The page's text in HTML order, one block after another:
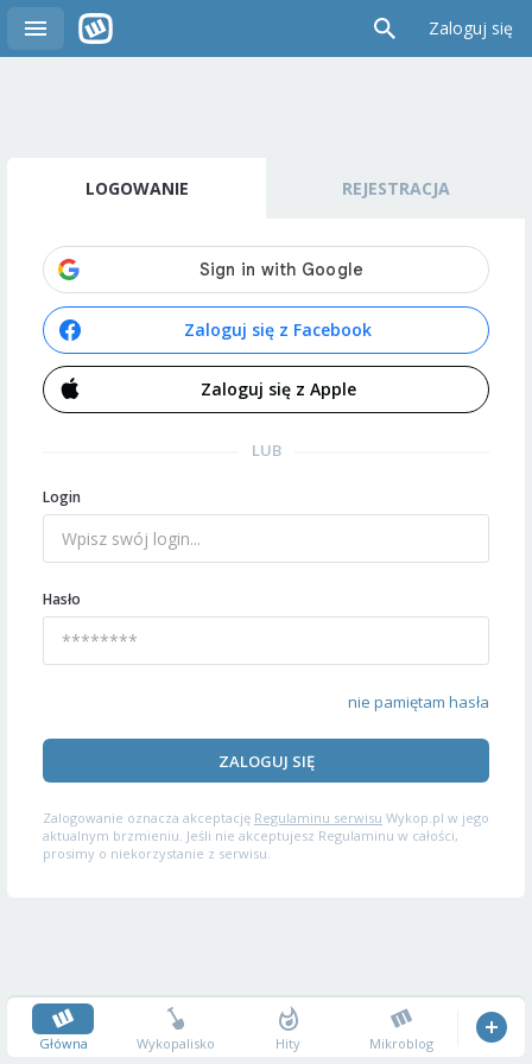
Zaloguj się
LOGOWANIE REJESTRACJA
Zaloguj się z Facebook
Zaloguj się z Apple
LUB
Login
Hasło
nie pamiętam hasła
ZALOGUJ SIĘ
Zalogowanie oznacza akceptację Regulaminu serwisu Wykop.pl w jego
aktualnym brzmieniu. Jeśli nie akceptujesz Regulaminu w całości,
prosimy o niekorzystanie z serwisu.
Główna Wykopalisko Hity Mikroblog